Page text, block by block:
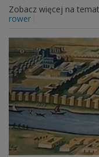
Zobacz więcej na
rower